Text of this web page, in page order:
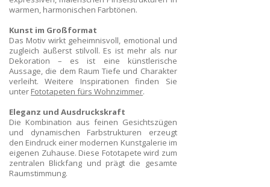
warmen, harmonischen Farbtönen.
Kunst im Großformat
Das Motiv wirkt geheimnisvoll, emotional und
zugleich äußerst stilvoll. Es ist mehr als nur
Dekoration – es ist eine künstlerische
Aussage, die dem Raum Tiefe und Charakter
verleiht. Weitere Inspirationen finden Sie
unter Fototapeten fürs Wohnzimmer.
Eleganz und Ausdruckskraft
Die Kombination aus feinen Gesichtszügen
und dynamischen Farbstrukturen erzeugt
den Eindruck einer modernen Kunstgalerie im
eigenen Zuhause. Diese Fototapete wird zum
zentralen Blickfang und prägt die gesamte
Raumstimmung.